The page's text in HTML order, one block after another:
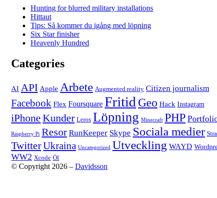
Hunting for blurred military installations
Hittaut
Tips: Så kommer du igång med löpning
Six Star finisher
Heavenly Hundred
Categories
AI API Apple Arbete Augmented reality Citizen journalism
Facebook Flex Foursquare Fritid Geo Hack Instagram
iPhone Kunder Leros Löpning Minecraft PHP
Raspberry Pi Resor RunKeeper Skype Sociala medier
TwitterUkraina Uncategorized Utveckling WAYD
WW2 Xcode Öl
© Copyright 2026 – Davidsson